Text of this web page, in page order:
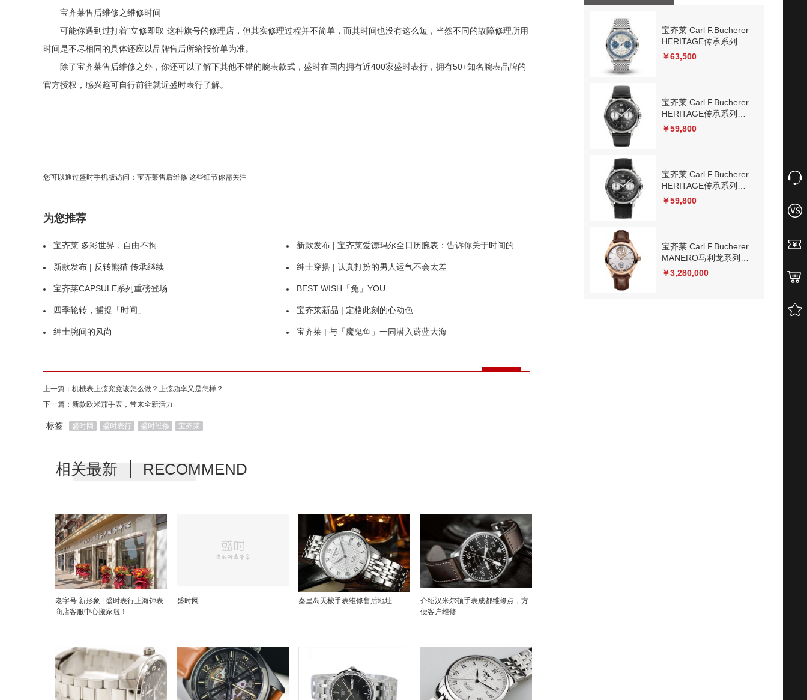
宝齐莱售后维修之维修时间
可能你遇到过打着“立修即取”这种旗号的修理店，但其实修理过程并不简单，而其时间也没有这么短，当然不同的故障修理所用
时间是不尽相同的具体还应以品牌售后所给报价单为准。
除了宝齐莱售后维修之外，你还可以了解下其他不错的腕表款式，盛时在国内拥有近400家盛时表行，拥有50+知名腕表品牌的
官方授权，感兴趣可自行前往就近盛时表行了解。
您可以通过盛时手机版访问： 宝齐莱售后维修 这些细节你需关注
为您推荐
宝齐莱 多彩世界，自由不拘 新款发布 | 宝齐莱爱德玛尔全日历腕表：告诉你关于时间的一切
新款发布 | 反转熊猫 传承继续 绅士穿搭 | 认真打扮的男人运气不会太差
宝齐莱CAPSULE系列重磅登场 BEST WISH「兔」YOU
四季轮转，捕捉「时间」 宝齐莱新品 | 定格此刻的心动色
绅士腕间的风尚 宝齐莱 | 与「魔鬼鱼」一同潜入蔚蓝大海
上一篇： 机械表上弦究竟该怎么做？上弦频率又是怎样？
下一篇： 新款欧米茄手表，带来全新活力
标签 盛时网 盛时表行 盛时维修 宝齐莱
相关最新 RECOMMEND
老字号 新形象 | 盛时表行上海钟表
商店客服中心搬家啦！
盛时网 秦皇岛天梭手表维修售后地址
介绍汉米尔顿手表成都维修点，方
便客户维修
宝齐莱 Carl F.Bucherer
HERITAGE传承系列
00.10803.08.12.22 其
￥63,500
宝齐莱 Carl F.Bucherer
HERITAGE传承系列
00.10803.08.32.01 机
￥59,800
宝齐莱 Carl F.Bucherer
HERITAGE传承系列
00.10803.08.32.02 机
￥59,800
宝齐莱 Carl F.Bucherer
MANERO马利龙系列
00.10925.03.63.01 机
￥3,280,000